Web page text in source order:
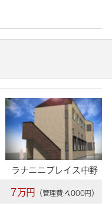
ラナニニプレイス中野
7万円 （管理費:4,000円）